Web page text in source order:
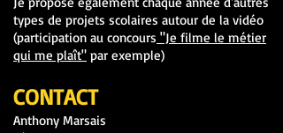
types de projets scolaires autour de la vidéo
(participation au concours "Je filme le métier
qui me plaît" par exemple)
CONTACT
Anthony Marsais